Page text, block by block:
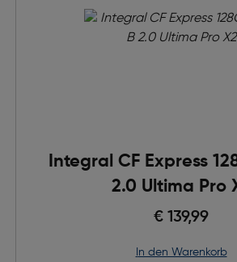
Integral CF Express
2.0 Ultima Pro
€ 139,99
in den Warenkorb